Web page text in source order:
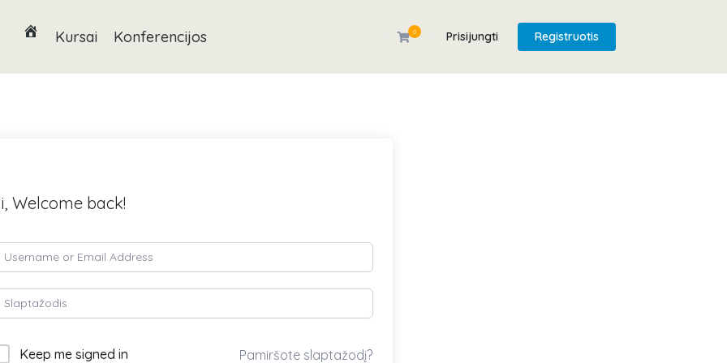
Kursai Konferencijos 0 Prisijungti Registruotis
Welcome back!
Keep me signed in Pamiršote slaptažodį?